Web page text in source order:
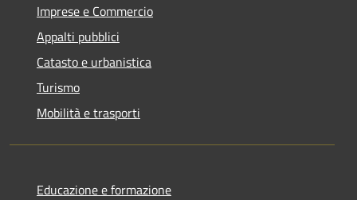
Imprese e Commercio
Appalti pubblici
Catasto e urbanistica
Turismo
Mobilità e trasporti
Educazione e formazione